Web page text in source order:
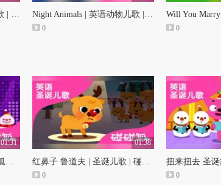
Baby Animals | 英语动物儿歌 | 碰碰狐！英语动物儿歌 Night Animals | 英语动物儿歌 | 碰碰狐！英语动物儿歌
0 0
01:31
圣诞乐队 | 圣诞儿歌 | 碰碰狐！儿童儿歌
01:38
红鼻子 鲁道夫 | 圣诞儿歌 | 碰碰狐！儿童儿歌
0 0